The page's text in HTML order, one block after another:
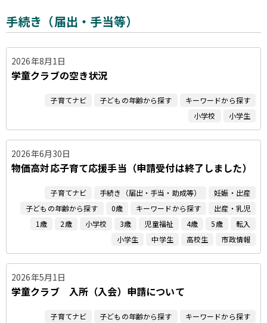
手続き（届出・手当等）
2026年8月1日
学童クラブの空き状況
子育てナビ 子どもの年齢から探す
キーワードから探す
小学校
小学生
2026年6月30日
物価高対応子育て応援手当（申請受付は終了しました）
子育てナビ 手続き（届出・手当・助成等）
妊娠・出産
子どもの年齢から探す
0歳 キーワードから探す
出産・乳児
1歳
2歳 小学校 3歳 児童福祉 4歳 5歳
転入
小学生
中学生 高校生 市政情報
2026年5月1日
学童クラブ 入所（入会）申請について
子育てナビ 子どもの年齢から探す
キーワードから探す